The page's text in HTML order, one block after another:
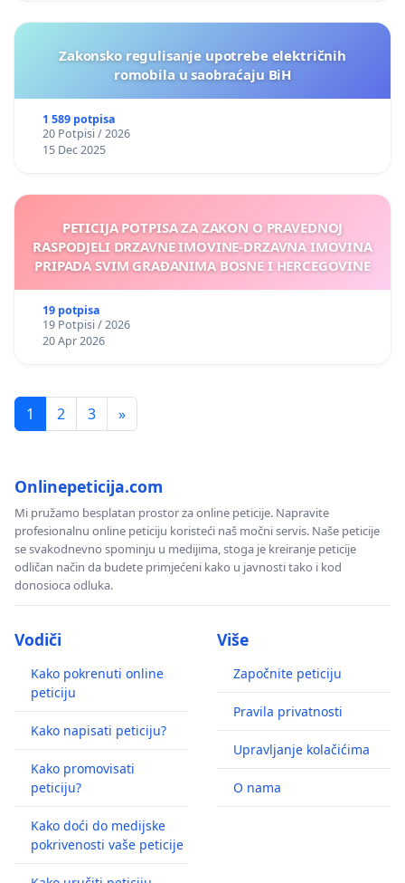
Zakonsko regulisanje upotrebe električnih
romobila u saobraćaju BiH
1 589 potpisa
20 Potpisi / 2026
15 Dec 2025
PETICIJA POTPISA ZA ZAKON O PRAVEDNOJ
RASPODJELI DRZAVNE IMOVINE-DRZAVNA IMOVINA
PRIPADA SVIM GRAĐANIMA BOSNE I HERCEGOVINE
19 potpisa
19 Potpisi / 2026
20 Apr 2026
1 2 3 »
Onlinepeticija.com
Mi pružamo besplatan prostor za online peticije. Napravite
profesionalnu online peticiju koristeći naš močni servis. Naše peticije
se svakodnevno spominju u medijima, stoga je kreiranje peticije
odličan način da budete primjećeni kako u javnosti tako i kod
donosioca odluka.
Vodiči
Kako pokrenuti online
peticiju
Kako napisati peticiju?
Kako promovisati
peticiju?
Kako doći do medijske
pokrivenosti vaše peticije
Više
Započnite peticiju
Pravila privatnosti
Upravljanje kolačićima
O nama